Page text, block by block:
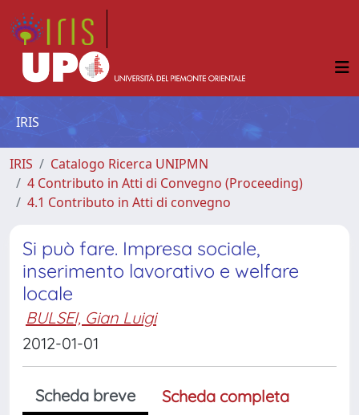
IRIS
IRIS
Catalogo Ricerca UNIPMN
4 Contributo in Atti di Convegno (Proceeding)
4.1 Contributo in Atti di convegno
Si può fare. Impresa sociale,
inserimento lavorativo e welfare
locale
BULSEI, Gian Luigi
2012-01-01
Scheda breve
Scheda completa